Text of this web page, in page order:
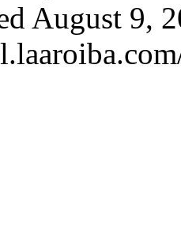
August 9,